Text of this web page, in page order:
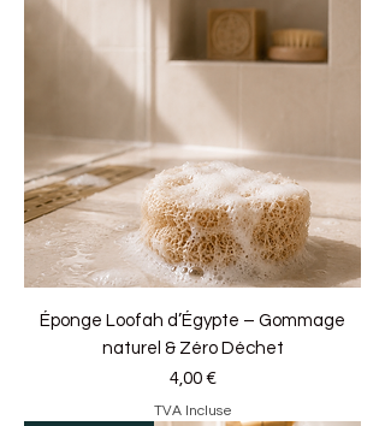
Éponge Loofah d’Égypte – Gommage
naturel & Zéro Déchet
Prix
4,00 €
TVA Incluse